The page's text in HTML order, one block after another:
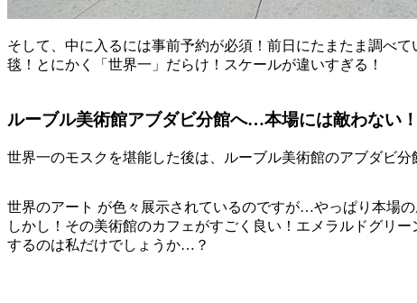
そして、中に入るには事前予約が必須！前日にたまたま調べ
毯！とにかく「世界一」だらけ！スケールが違いすぎる！
ルーブル美術館アブダビ分館へ…本場には敵わない
世界一のモスクを堪能した後は、ルーブル美術館のアブダビ分
世界のアート が色々展示されているのですが…やっぱり本場
しかし！その美術館のカフェがすごく良い！エメラルドグリ
するのは私だけでしょうか…？